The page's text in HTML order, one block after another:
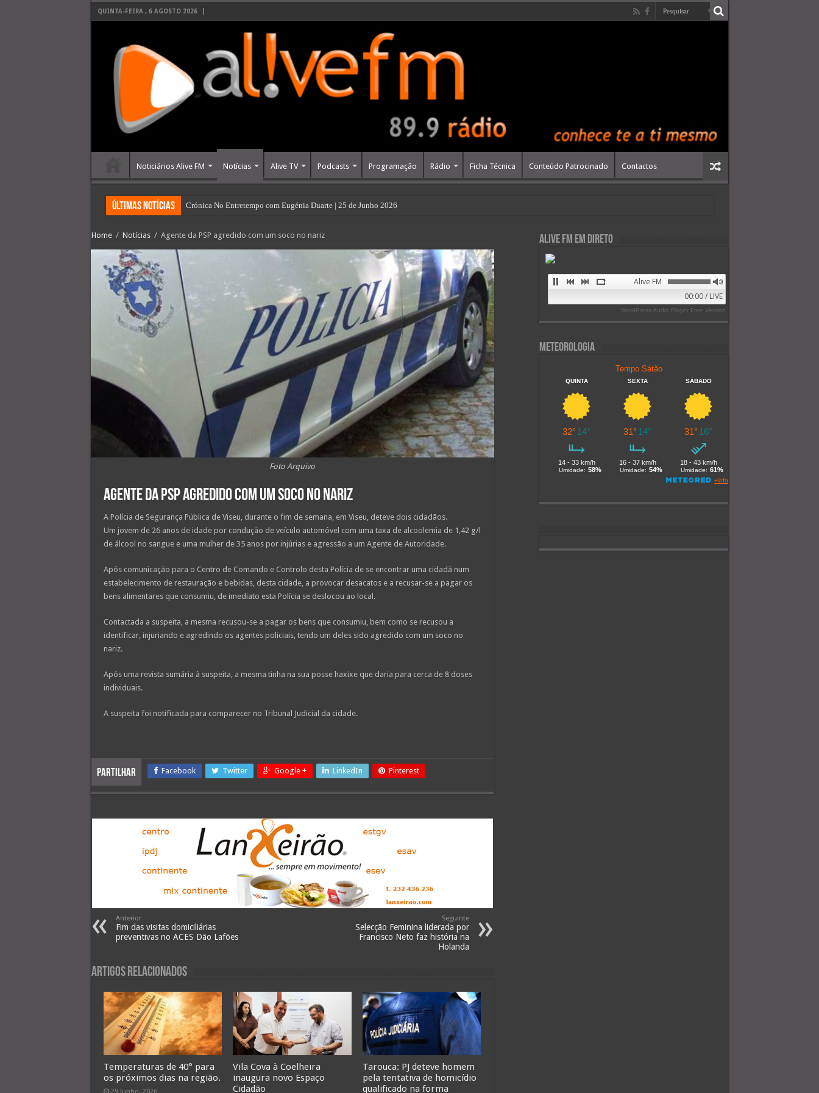
QUINTA-FEIRA , 6 AGOSTO 2026
Noticiários Alive FM Notícias Alive TV Podcasts Programação Rádio Ficha Técnica Conteúdo Patrocinado Contactos
últimas Notícias Crónica No Entretempo com Eugénia Duarte | 25 de Junho 2026
Home / Notícias / Agente da PSP agredido com um soco no nariz
Foto Arquivo
Agente da PSP agredido com um soco no nariz
A Polícia de Segurança Pública de Viseu, durante o fim de semana, em Viseu, deteve dois cidadãos.
Um jovem de 26 anos de idade por condução de veículo automóvel com uma taxa de alcoolemia de 1,42 g/l
de álcool no sangue e uma mulher de 35 anos por injúrias e agressão a um Agente de Autoridade.
Após comunicação para o Centro de Comando e Controlo desta Polícia de se encontrar uma cidadã num
estabelecimento de restauração e bebidas, desta cidade, a provocar desacatos e a recusar-se a pagar os
bens alimentares que consumiu, de imediato esta Polícia se deslocou ao local.
Contactada a suspeita, a mesma recusou-se a pagar os bens que consumiu, bem como se recusou a
identificar, injuriando e agredindo os agentes policiais, tendo um deles sido agredido com um soco no
nariz.
Após uma revista sumária à suspeita, a mesma tinha na sua posse haxixe que daria para cerca de 8 doses
individuais.
A suspeita foi notificada para comparecer no Tribunal Judicial da cidade.
Partilhar Facebook Twitter Google + LinkedIn Pinterest
Anterior
Fim das visitas domiciliárias
preventivas no ACES Dão Lafões
Seguinte
Selecção Feminina liderada por
Francisco Neto faz história na
Holanda
Artigos Relacionados
Temperaturas de 40° para
os próximos dias na região.
29 Junho, 2026
Vila Cova à Coelheira
inaugura novo Espaço
Cidadão
Tarouca: PJ deteve homem
pela tentativa de homicídio
qualificado na forma
Alive FM em Direto
Alive FM 89.9
00:00 / LIVE
WordPress Audio Player Free Version
Meteorologia